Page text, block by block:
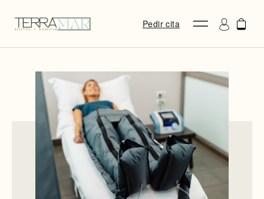
Pedir cita